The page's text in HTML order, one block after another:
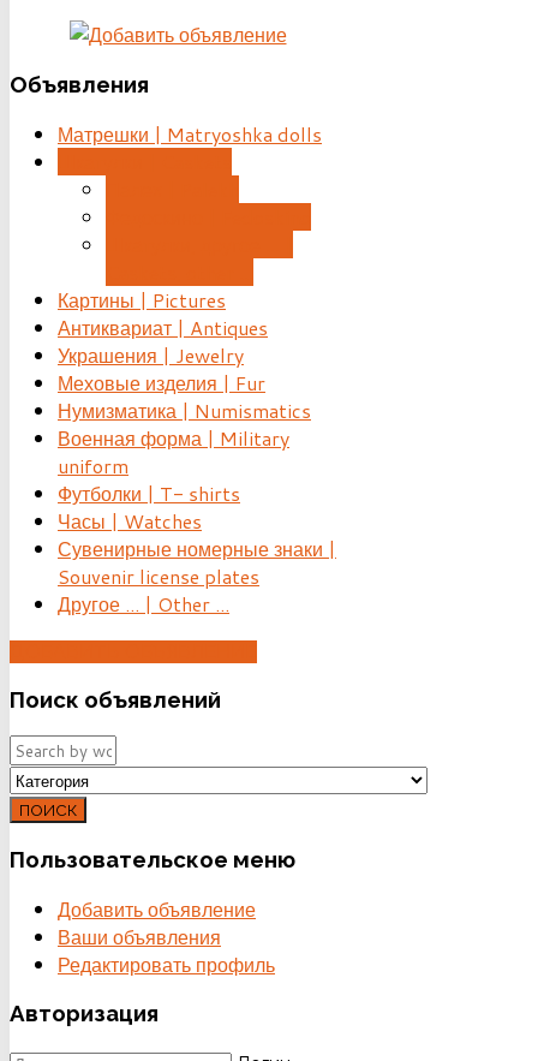
Объявления
Матрешки | Matryoshka dolls
Картины | Pictures
Антиквариат | Antiques
Украшения | Jewelry
Меховые изделия | Fur
Нумизматика | Numismatics
Военная форма | Military
uniform
Футболки | T- shirts
Часы | Watches
Сувенирные номерные знаки |
Souvenir license plates
Другое ... | Other ...
Поиск объявлений
ПОИСК
Пользовательское меню
Добавить объявление
Ваши объявления
Редактировать профиль
Авторизация